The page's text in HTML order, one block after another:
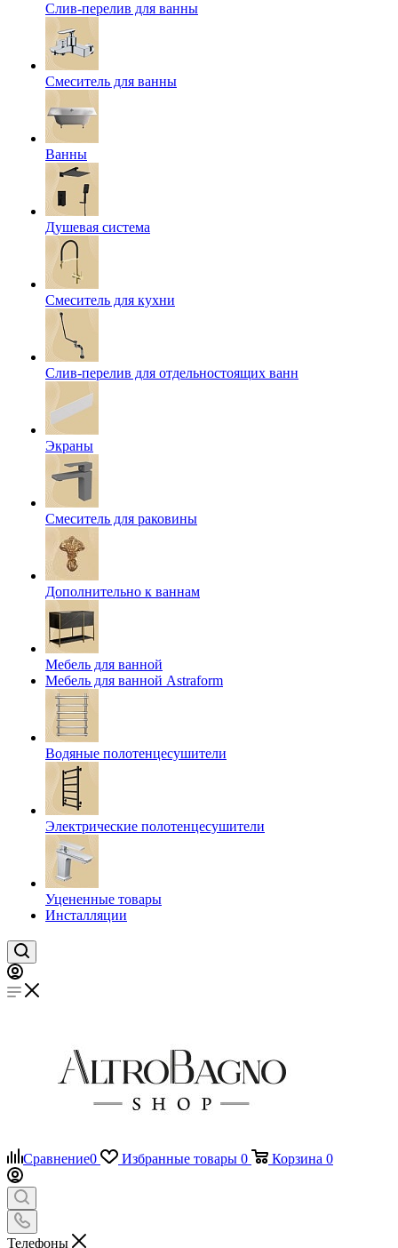
Слив-перелив для ванны
Смеситель для ванны
Ванны
Душевая система
Смеситель для кухни
Слив-перелив для отдельностоящих ванн
Экраны
Смеситель для раковины
Дополнительно к ваннам
Мебель для ванной
Мебель для ванной Astraform
Водяные полотенцесушители
Электрические полотенцесушители
Уцененные товары
Инсталляции
Сравнение0 Избранные товары 0 Корзина 0
Телефоны